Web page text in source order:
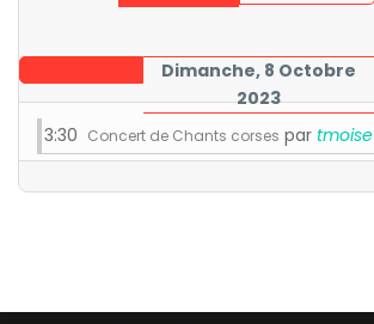
Dimanche, 8 Octobre
2023
3:30 Concert de Chants corses par tmoise